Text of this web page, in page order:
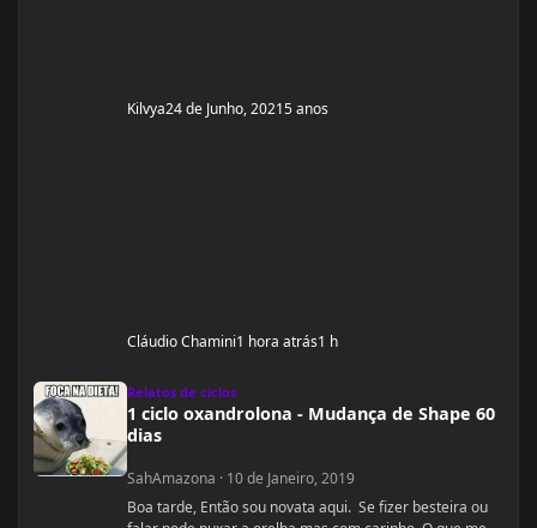
Kilvya24 de Junho, 20215 anos
Cláudio Chamini1 hora atrás1 h
1 ciclo oxandrolona - Mudança de Shape 60 dias
Relatos de ciclos
1 ciclo oxandrolona - Mudança de Shape 60
dias
SahAmazona · 10 de Janeiro, 2019
Boa tarde, Então sou novata aqui. Se fizer besteira ou